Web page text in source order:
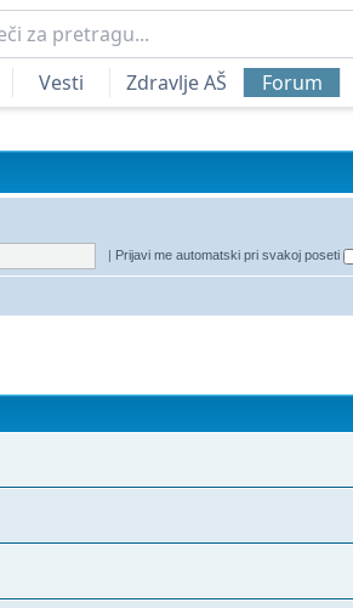
Vesti Zdravlje AŠ Forum
| Prijavi me automatski pri svakoj poseti